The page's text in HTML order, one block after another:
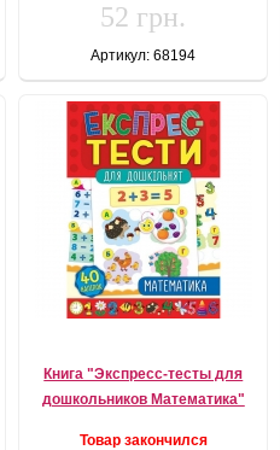
52 грн.
Артикул: 68194
Книга "Экспресс-тесты для
дошкольников Математика"
Товар закончился